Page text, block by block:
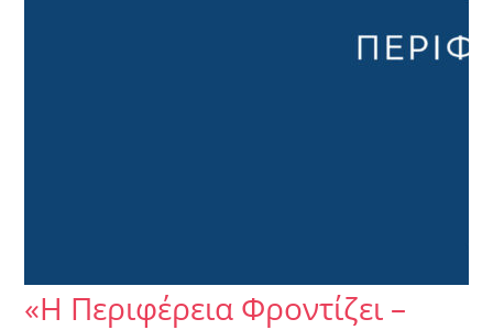
«Η Περιφέρεια Φροντίζει –